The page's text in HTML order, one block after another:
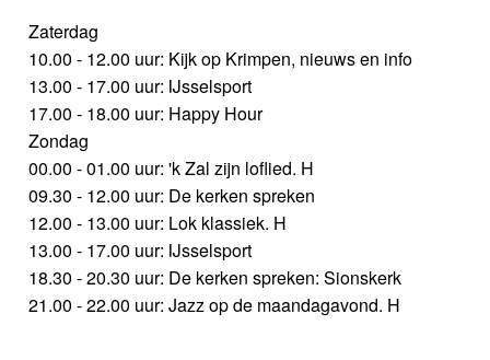
Zaterdag
10.00 - 12.00 uur: Kijk op Krimpen, nieuws en info
13.00 - 17.00 uur: IJsselsport
17.00 - 18.00 uur: Happy Hour
Zondag
00.00 - 01.00 uur: 'k Zal zijn loflied. H
09.30 - 12.00 uur: De kerken spreken
12.00 - 13.00 uur: Lok klassiek. H
13.00 - 17.00 uur: IJsselsport
18.30 - 20.30 uur: De kerken spreken: Sionskerk
21.00 - 22.00 uur: Jazz op de maandagavond. H